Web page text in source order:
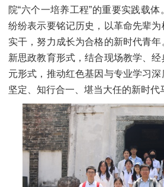
院“六个一培养工程”的重要实践载体
纷纷表示要铭记历史，以革命先辈
实干，努力成长为合格的新时代青年
新思政教育形式，结合现场教学、
元形式，推动红色基因与专业学习
坚定、知行合一、堪当大任的新时代